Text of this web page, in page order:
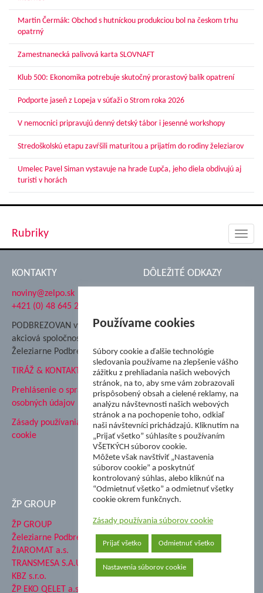
Martin Čermák: Obchod s hutníckou produkciou bol na českom trhu
opatrný
Zamestnanecká palivová karta SLOVNAFT
Klub 500: Ekonomika potrebuje skutočný prorastový balík opatrení
Podporte jaseň z Lopeja v súťaži o Strom roka 2026
V nemocnici pripravujú denný detský tábor i jesenné workshopy
Stredoškolskú etapu zavŕšili maturitou a prijatím do rodiny železiarov
Umelec Pavel Siman vystavuje na hrade Ľupča, jeho diela obdivujú aj
turisti v horách
Rubriky
KONTAKTY
noviny@zelpo.sk
+421 (0) 48 645 2711
PODBREZOVAN vydáva
akciová spoločnosť
Železiarne Podbrezová
TIRÁŽ & KONTAKT
Prehlásenie o spracovaní
osobných údajov
Zásady používania súborov
cookie
DÔLEŽITÉ ODKAZY
Nadácia Železiarne
ŽP Informatika s.r.o.
ŠK Železiarne Podbrezová
Tále a.s.
ŽP GROUP
ŽP GROUP
Železiarne Podbrezová a.s.
ŽIAROMAT a.s.
TRANSMESA S.A.U.
KBZ s.r.o.
ŽP EKO QELET a.s.
Používame cookies
Súbory cookie a ďalšie technológie
sledovania používame na zlepšenie vášho
zážitku z prehliadania našich webových
stránok, na to, aby sme vám zobrazovali
prispôsobený obsah a cielené reklamy, na
analýzu návštevnosti našich webových
stránok a na pochopenie toho, odkiaľ
naši návštevníci prichádzajú. Kliknutím na
„Prijať všetko” súhlasíte s používaním
VŠETKÝCH súborov cookie.
Môžete však navštíviť „Nastavenia
súborov cookie” a poskytnúť
kontrolovaný súhlas, alebo kliknúť na
“Odmietnuť všetko” a odmietnuť všetky
cookie okrem funkčnych.
Zásady používania súborov cookie
Prijať všetko Odmietnuť všetko
Nastavenia súborov cookie